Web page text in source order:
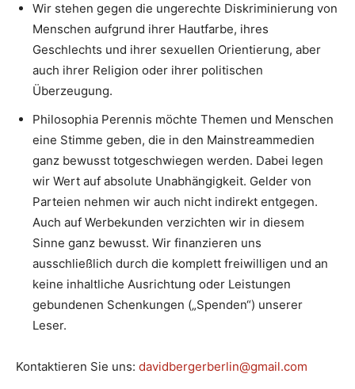
Wir stehen gegen die ungerechte Diskriminierung von
Menschen aufgrund ihrer Hautfarbe, ihres
Geschlechts und ihrer sexuellen Orientierung, aber
auch ihrer Religion oder ihrer politischen
Überzeugung.
Philosophia Perennis möchte Themen und Menschen
eine Stimme geben, die in den Mainstreammedien
ganz bewusst totgeschwiegen werden. Dabei legen
wir Wert auf absolute Unabhängigkeit. Gelder von
Parteien nehmen wir auch nicht indirekt entgegen.
Auch auf Werbekunden verzichten wir in diesem
Sinne ganz bewusst. Wir finanzieren uns
ausschließlich durch die komplett freiwilligen und an
keine inhaltliche Ausrichtung oder Leistungen
gebundenen Schenkungen („Spenden“) unserer
Leser.
Kontaktieren Sie uns: davidbergerberlin@gmail.com